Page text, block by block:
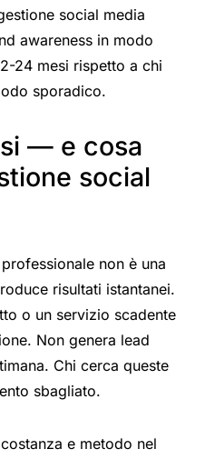
social media
awareness in modo
24 mesi rispetto a chi
sporadico.
— e cosa
social
non è una
risultati istantanei.
o un servizio scadente
Non genera lead
Chi cerca queste
sbagliato.
e metodo nel